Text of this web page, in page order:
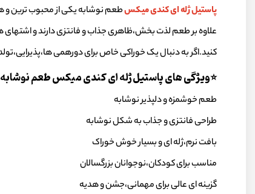
پاستیل ژله ای کندی میکسطعم نوشابه یکی از محبوب ترین و
علاوه بر طعم لذت بخش،ظاهری جذاب و فانتزی دارند و
کنید.اگر به دنبال یک خوراکی خاص برای دورهمی
⭐ویژگی های پاستیل ژله ای کندی میکس طعم نوشابه
طعم خوشمزه و دلپذیر نوشابه
طراحی فانتزی و جذاب به شکل نوشابه
بافت نرم،ژله ای و بسیار خوش خوراک
مناسب برای کودکان،نوجوانان بزرگسالان
گزینه ای عالی برای مهمانی،جشن و هدیه